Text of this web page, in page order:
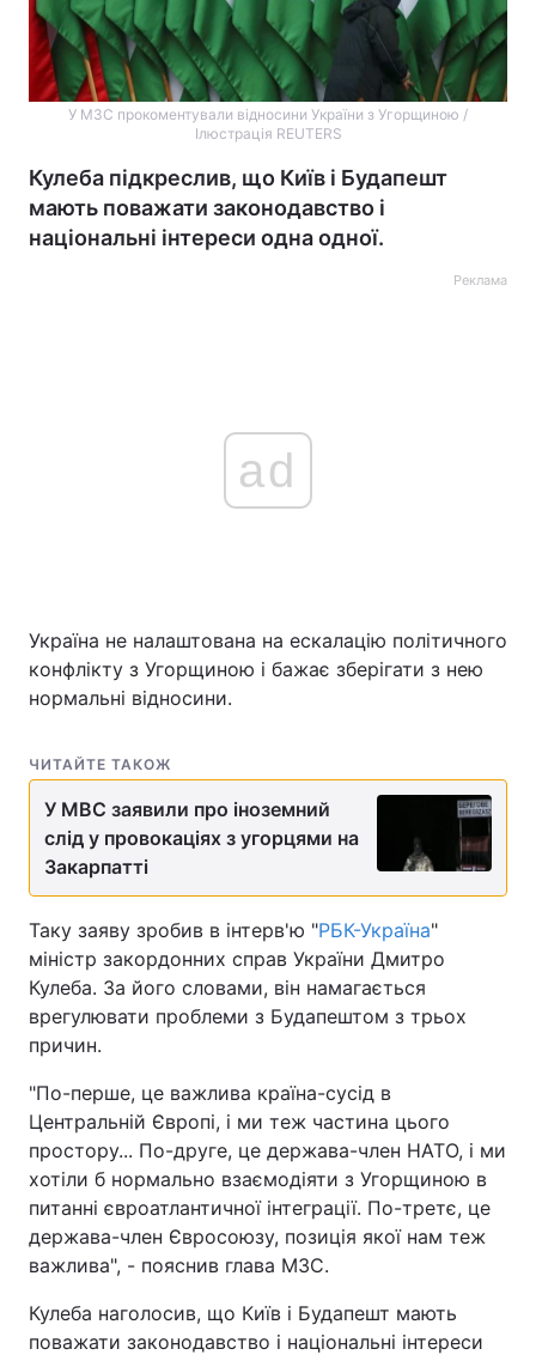
У МЗС прокоментували відносини України з Угорщиною /
Ілюстрація REUTERS
Кулеба підкреслив, що Київ і Будапешт
мають поважати законодавство і
національні інтереси одна одної.
Реклама
ad
Україна не налаштована на ескалацію політичного
конфлікту з Угорщиною і бажає зберігати з нею
нормальні відносини.
ЧИТАЙТЕ ТАКОЖ
У МВС заявили про іноземний
слід у провокаціях з угорцями на
Закарпатті
Таку заяву зробив в інтерв'ю "РБК-Україна"
міністр закордонних справ України Дмитро
Кулеба. За його словами, він намагається
врегулювати проблеми з Будапештом з трьох
причин.
"По-перше, це важлива країна-сусід в
Центральній Європі, і ми теж частина цього
простору... По-друге, це держава-член НАТО, і ми
хотіли б нормально взаємодіяти з Угорщиною в
питанні євроатлантичної інтеграції. По-третє, це
держава-член Євросоюзу, позиція якої нам теж
важлива", - пояснив глава МЗС.
Кулеба наголосив, що Київ і Будапешт мають
поважати законодавство і національні інтереси